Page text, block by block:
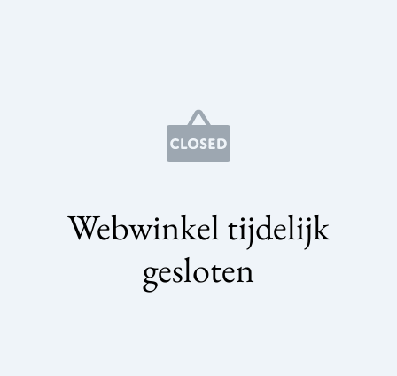
Webwinkel tijdelijk
gesloten